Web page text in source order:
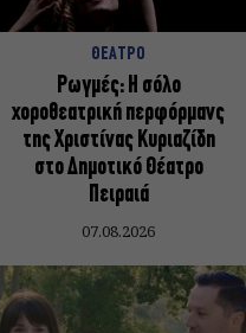
ΘΕΑΤΡΟ
Ρωγμές: Η σόλο
χοροθεατρική περφόρμανς
της Χριστίνας Κυριαζίδη
στο Δημοτικό Θέατρο
Πειραιά
07.08.2026